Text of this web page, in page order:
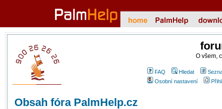
O všem,
FAQ Hledat
Osobní nastavení
Obsah fóra PalmHelp.cz